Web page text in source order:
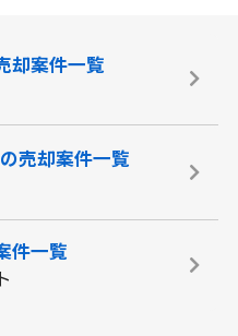
却案件一覧
売却案件一覧
件一覧